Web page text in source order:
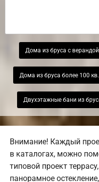
Дома из бруса с верандой
Дома из бруса более 100
Двухэтажные бани из
Внимание! Каждый
в каталогах, можно
типовой проект
панорамное